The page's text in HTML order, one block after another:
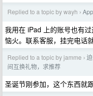
Replied to a topic by wayh ›
我用在 iPad 上的账号也有
恼火。联系客服，挂完电话
Replied to a topic by jamme ›
间互换礼物，求推荐
圣诞节刚参加，这个东西就